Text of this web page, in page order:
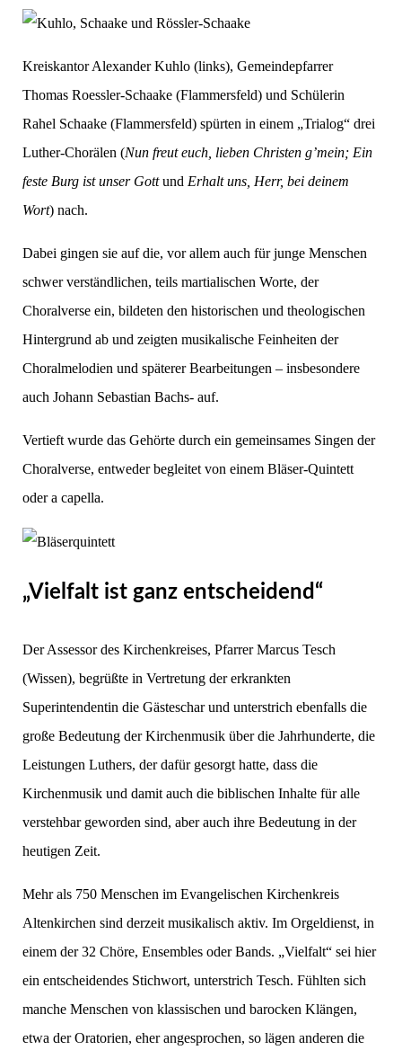
Kreiskantor Alexander Kuhlo (links), Gemeindepfarrer
Thomas Roessler-Schaake (Flammersfeld) und Schülerin
Rahel Schaake (Flammersfeld) spürten in einem „Trialog“ drei
Luther-Chorälen (Nun freut euch, lieben Christen g’mein; Ein
feste Burg ist unser Gottund Erhalt uns, Herr, bei deinem
Wort) nach.
Dabei gingen sie auf die, vor allem auch für junge Menschen
schwer verständlichen, teils martialischen Worte, der
Choralverse ein, bildeten den historischen und theologischen
Hintergrund ab und zeigten musikalische Feinheiten der
Choralmelodien und späterer Bearbeitungen – insbesondere
auch Johann Sebastian Bachs- auf.
Vertieft wurde das Gehörte durch ein gemeinsames Singen der
Choralverse, entweder begleitet von einem Bläser-Quintett
oder a capella.
„Vielfalt ist ganz entscheidend“
Der Assessor des Kirchenkreises, Pfarrer Marcus Tesch
(Wissen), begrüßte in Vertretung der erkrankten
Superintendentin die Gästeschar und unterstrich ebenfalls die
große Bedeutung der Kirchenmusik über die Jahrhunderte, die
Leistungen Luthers, der dafür gesorgt hatte, dass die
Kirchenmusik und damit auch die biblischen Inhalte für alle
verstehbar geworden sind, aber auch ihre Bedeutung in der
heutigen Zeit.
Mehr als 750 Menschen im Evangelischen Kirchenkreis
Altenkirchen sind derzeit musikalisch aktiv. Im Orgeldienst, in
einem der 32 Chöre, Ensembles oder Bands. „Vielfalt“ sei hier
ein entscheidendes Stichwort, unterstrich Tesch. Fühlten sich
manche Menschen von klassischen und barocken Klängen,
etwa der Oratorien, eher angesprochen, so lägen anderen die